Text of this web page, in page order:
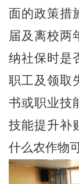
面的政策措
届及离校两
纳社保时是
职工及领取
书或职业技
技能提升补
什么农作物